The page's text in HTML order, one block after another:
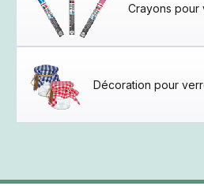
Crayons pour
Décoration pour